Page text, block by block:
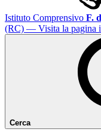
Istituto Comprensivo F.
(RC) — Visita la pagina
Cerca